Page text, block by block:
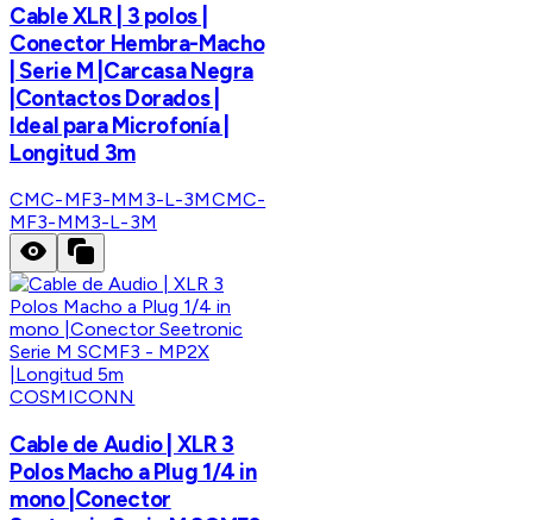
Cable XLR | 3 polos |
Conector Hembra-Macho
| Serie M |Carcasa Negra
|Contactos Dorados |
Ideal para Microfonía |
Longitud 3m
CMC-MF3-MM3-L-3MCMC-
MF3-MM3-L-3M
COSMICONN
Cable de Audio | XLR 3
Polos Macho a Plug 1/4 in
mono |Conector